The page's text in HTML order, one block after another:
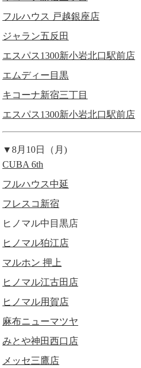
フルハウス 戸越銀座店
ジャラン五反田
エスパス1300新小岩北口駅前店
エムディー目黒
キコーナ新宿三丁目
エスパス1300新小岩北口駅前店
▼8月10日（月)
CUBA 6th
フルハウス中延
フレスコ新宿
ヒノマル中目黒店
ヒノマル狛江店
マルホン 押上
ヒノマル江古田店
ヒノマル用賀店
麻布ニューマツヤ
みとや神田西口店
メッセ三鷹店